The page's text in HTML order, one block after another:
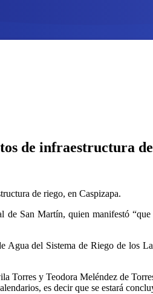
de infraestructura
de riego, en Caspizapa.
San Martín, quien manifestó
del Sistema de Riego de los
y Teodora Meléndez de
es decir que se estará